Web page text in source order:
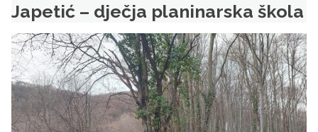
Japetić – dječja planinarska škola